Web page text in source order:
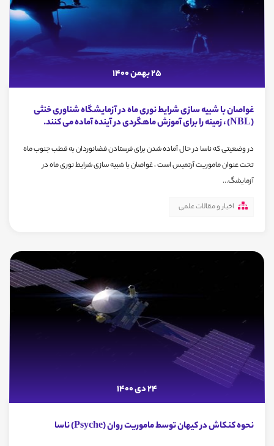
25 بهمن 1400
غواصان با شبیه سازی شرایط نوری ماه در آزمایشگاه شناوری خنثی
(NBL) ، زمینه را برای آموزش ماهگردی در آینده آماده می کنند.
در وضعیتی که ناسا در حال آماده شدن برای فرستادن فضانوردان به قطب جنوب ماه
تحت عنوان ماموریت آرتمیس است ، غواصان با شبیه سازی شرایط نوری ماه در
آزمایشگ...
اخبار و مقالات علمی
24 دی 1400
نحوه کنکاش در کیهان توسط ماموریت روان (Psyche) ناسا